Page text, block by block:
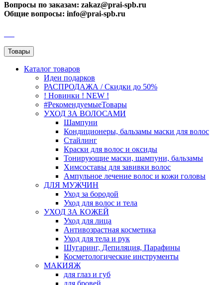
Вопросы по заказам: zakaz@prai-spb.ru
Общие вопросы: info@prai-spb.ru
Товары
Каталог товаров
Идеи подарков
РАСПРОДАЖА / Скидки до 50%
! Новинки ! NEW !
#РекомендуемыеТовары
УХОД ЗА ВОЛОСАМИ
Шампуни
Кондиционеры, бальзамы маски для волос
Стайлинг
Краски для волос и оксиды
Тонирующие маски, шампуни, бальзамы
Химсоставы для завивки волос
Ампульное лечение волос и кожи головы
ДЛЯ МУЖЧИН
Уход за бородой
Уход для волос и тела
УХОД ЗА КОЖЕЙ
Уход для лица
Антивозрастная косметика
Уход для тела и рук
Шугаринг, Депиляция, Парафины
Косметологические инструменты
МАКИЯЖ
для глаз и губ
для бровей